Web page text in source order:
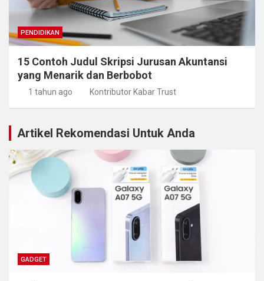
PENDIDIKAN
15 Contoh Judul Skripsi Jurusan Akuntansi
yang Menarik dan Berbobot
1 tahun ago Kontributor Kabar Trust
Artikel Rekomendasi Untuk Anda
GADGET